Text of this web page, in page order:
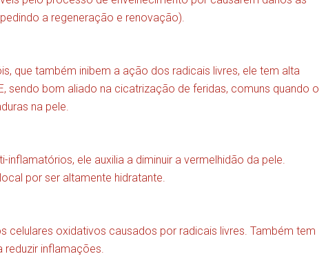
a regeneração e renovação).
que também inibem a ação dos radicais livres, ele tem alta
sendo bom aliado na cicatrização de feridas, comuns quando o
na pele.
inflamatórios, ele auxilia a diminuir a vermelhidão da pele.
por ser altamente hidratante.
celulares oxidativos causados por radicais livres. Também tem
reduzir inflamações.